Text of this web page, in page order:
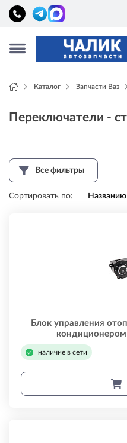
Каталог Запчасти Ваз
Переключатели -
Все фильтры
Сортировать по: Названию
Блок управления
наличие в сети